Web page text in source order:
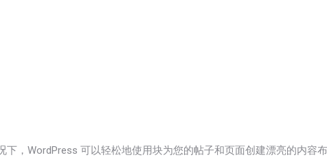
，WordPress 可以轻松地使用块为您的帖子和页面创建漂亮的内容